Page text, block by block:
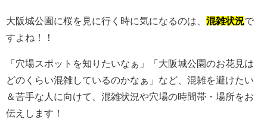
大阪城公園に桜を見に行く時に気になるのは、 混雑状況で
すよね！！
「穴場スポットを知りたいなぁ」「大阪城公園のお花見は
どのくらい混雑しているのかなぁ」など、混雑を避けたい
＆苦手な人に向けて、混雑状況や穴場の時間帯・場所をお
伝えします！